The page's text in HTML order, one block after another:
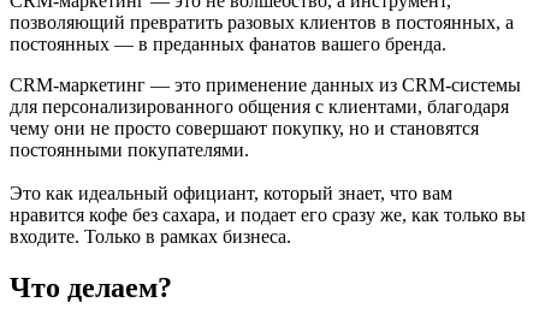
позволяющий превратить разовых клиентов в постоянных, а
постоянных — в преданных фанатов вашего бренда.
CRM-маркетинг — это применение данных из CRM-системы
для персонализированного общения с клиентами, благодаря
чему они не просто совершают покупку, но и становятся
постоянными покупателями.
Это как идеальный официант, который знает, что вам
нравится кофе без сахара, и подает его сразу же, как только вы
входите. Только в рамках бизнеса.
Что делаем?